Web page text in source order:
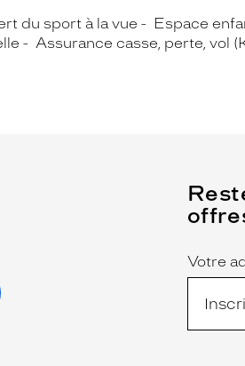
du sport à la vue Espace
Assurance casse, perte, vol
Name
Votre
(Ce
champ
est